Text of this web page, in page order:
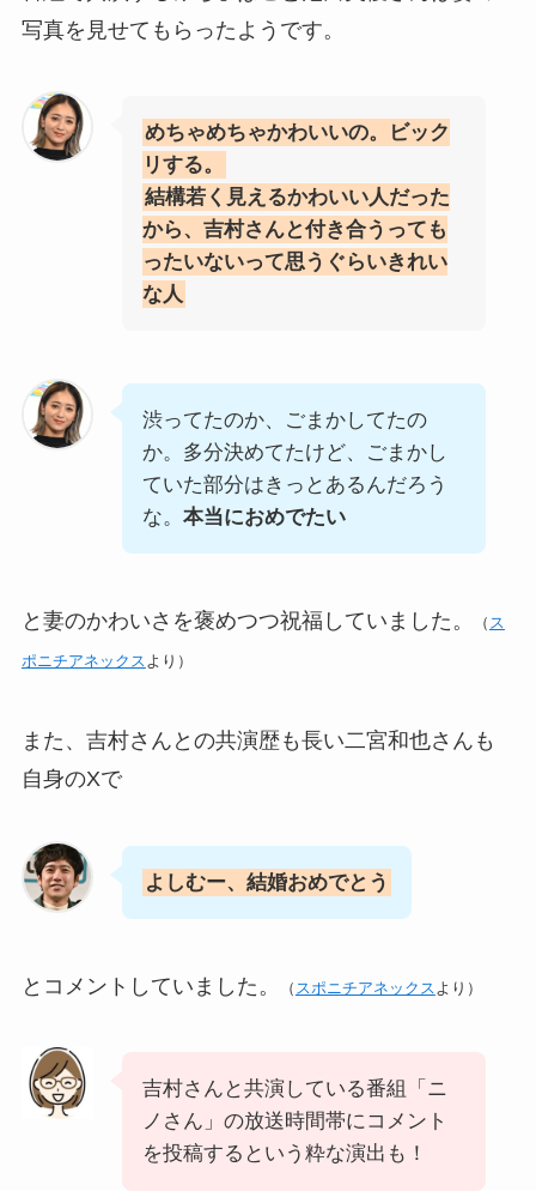
写真を見せてもらったようです。
めちゃめちゃかわいいの。ビック
リする。
結構若く見えるかわいい人だった
から、吉村さんと付き合うっても
ったいないって思うぐらいきれい
な人
渋ってたのか、ごまかしてたの
か。多分決めてたけど、ごまかし
ていた部分はきっとあるんだろう
な。 本当におめでたい
と妻のかわいさを褒めつつ祝福していました。 （ ス
ポニチアネックスより）
また、吉村さんとの共演歴も長い二宮和也さんも
自身のXで
よしむー、結婚おめでとう
とコメントしていました。 （ スポニチアネックス より）
吉村さんと共演している番組「ニ
ノさん」の放送時間帯にコメント
を投稿するという粋な演出も！